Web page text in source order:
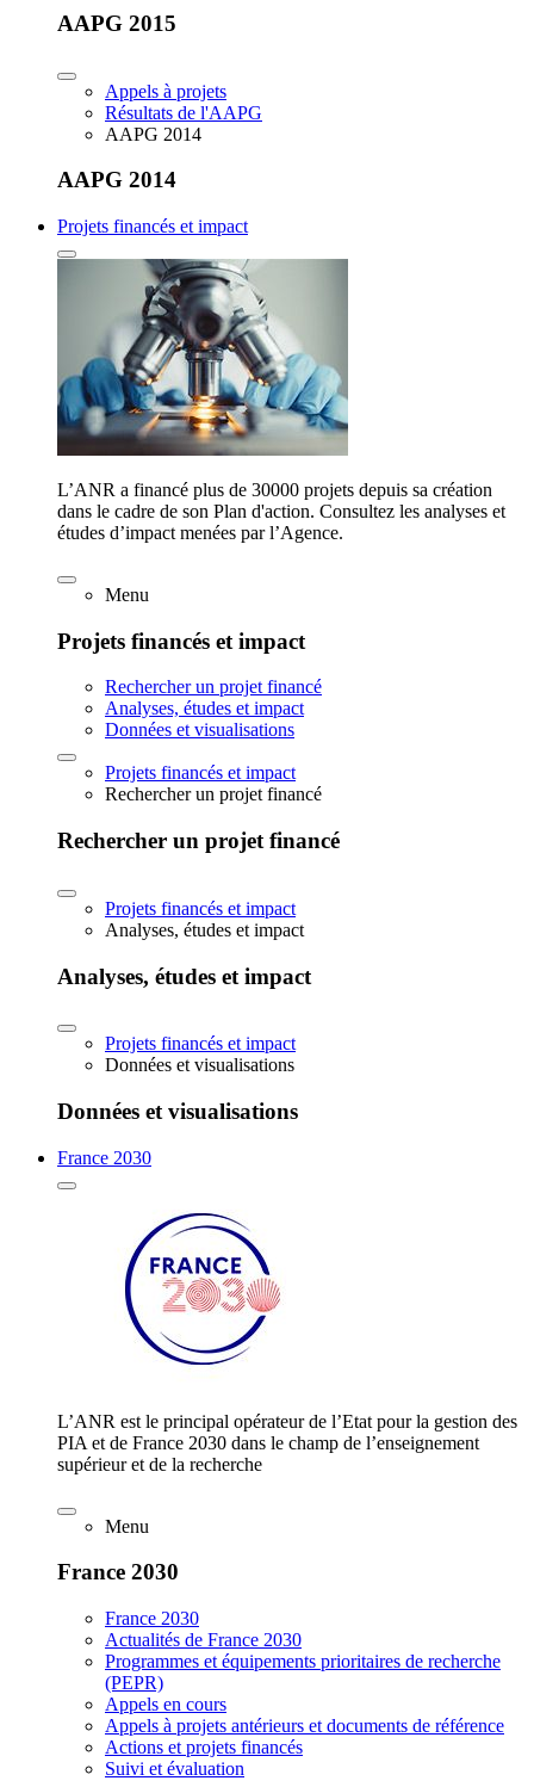
AAPG 2015
Appels à projets
Résultats de l'AAPG
AAPG 2014
AAPG 2014
Projets financés et impact
L’ANR a financé plus de 30000 projets depuis sa création
dans le cadre de son Plan d'action. Consultez les analyses et
études d’impact menées par l’Agence.
Menu
Projets financés et impact
Rechercher un projet financé
Analyses, études et impact
Données et visualisations
Projets financés et impact
Rechercher un projet financé
Rechercher un projet financé
Projets financés et impact
Analyses, études et impact
Analyses, études et impact
Projets financés et impact
Données et visualisations
Données et visualisations
France 2030
L’ANR est le principal opérateur de l’Etat pour la gestion des
PIA et de France 2030 dans le champ de l’enseignement
supérieur et de la recherche
Menu
France 2030
France 2030
Actualités de France 2030
Programmes et équipements prioritaires de recherche
(PEPR)
Appels en cours
Appels à projets antérieurs et documents de référence
Actions et projets financés
Suivi et évaluation